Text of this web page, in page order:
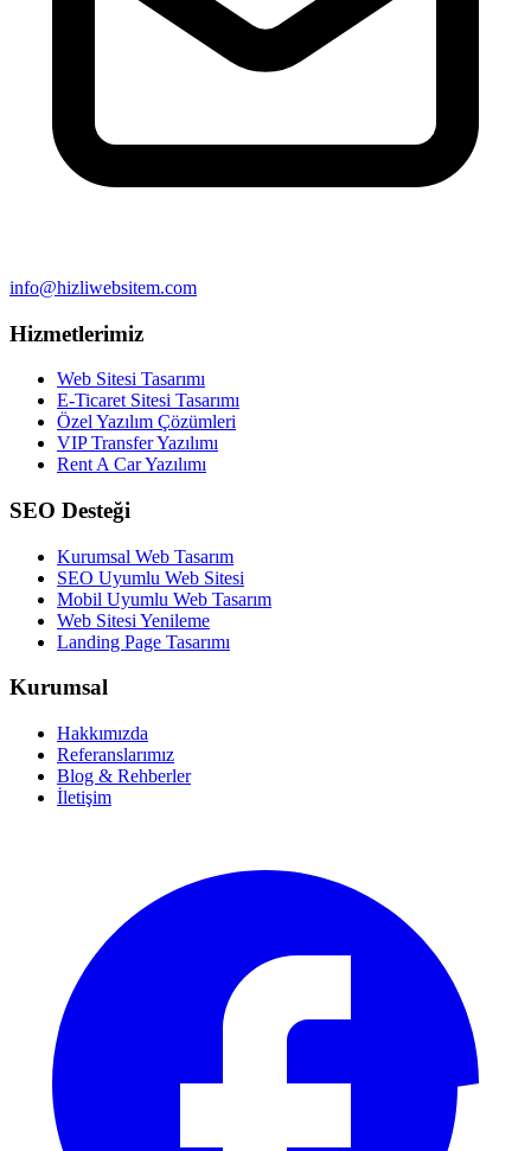
info@hizliwebsitem.com
Hizmetlerimiz
Web Sitesi Tasarımı
E-Ticaret Sitesi Tasarımı
Özel Yazılım Çözümleri
VIP Transfer Yazılımı
Rent A Car Yazılımı
SEO Desteği
Kurumsal Web Tasarım
SEO Uyumlu Web Sitesi
Mobil Uyumlu Web Tasarım
Web Sitesi Yenileme
Landing Page Tasarımı
Kurumsal
Hakkımızda
Referanslarımız
Blog & Rehberler
İletişim